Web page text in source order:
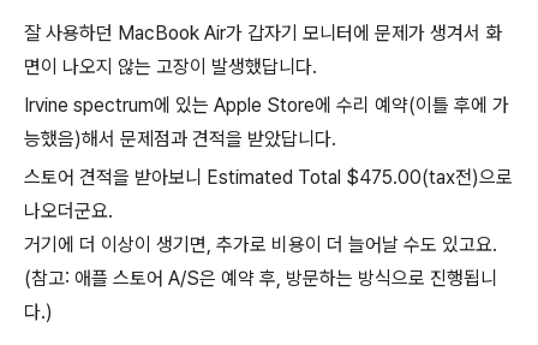
잘 사용하던 MacBook Air가 갑자기 모니터에 문제가 생겨서 화
면이 나오지 않는 고장이 발생했답니다.
Irvine spectrum에 있는 Apple Store에 수리 예약(이틀 후에 가
능했음)해서 문제점과 견적을 받았답니다.
스토어 견적을 받아보니 Estimated Total $475.00(tax전)으로
나오더군요.
거기에 더 이상이 생기면, 추가로 비용이 더 늘어날 수도 있고요.
(참고: 애플 스토어 A/S은 예약 후, 방문하는 방식으로 진행됩니
다.)